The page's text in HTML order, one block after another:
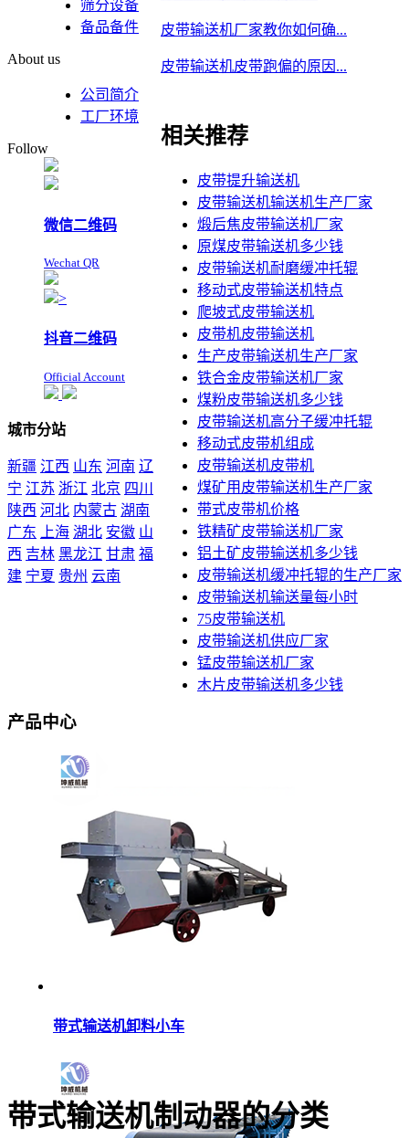
皮带输送机厂家教你如何确...
皮带输送机皮带跑偏的原因...
相关推荐
皮带提升输送机
皮带输送机输送机生产厂家
煅后焦皮带输送机厂家
原煤皮带输送机多少钱
皮带输送机耐磨缓冲托辊
移动式皮带输送机特点
爬坡式皮带输送机
皮带机皮带输送机
生产皮带输送机生产厂家
铁合金皮带输送机厂家
煤粉皮带输送机多少钱
皮带输送机高分子缓冲托辊
移动式皮带机组成
皮带输送机皮带机
煤矿用皮带输送机生产厂家
带式皮带机价格
铁精矿皮带输送机厂家
铝土矿皮带输送机多少钱
皮带输送机缓冲托辊的生产厂家
皮带输送机输送量每小时
75皮带输送机
皮带输送机供应厂家
锰皮带输送机厂家
木片皮带输送机多少钱
产品中心
带式输送机卸料小车
带式输送机制动器的分类
筛分设备
备品备件
About us
公司简介
工厂环境
Follow
微信二维码
Wechat QR
>
抖音二维码
Official Account
城市分站
新疆 江西 山东 河南 辽
宁 江苏 浙江 北京 四川
陕西 河北 内蒙古 湖南
广东
上海 湖北 安徽 山
西 吉林 黑龙江 甘肃 福
建 宁夏 贵州 云南